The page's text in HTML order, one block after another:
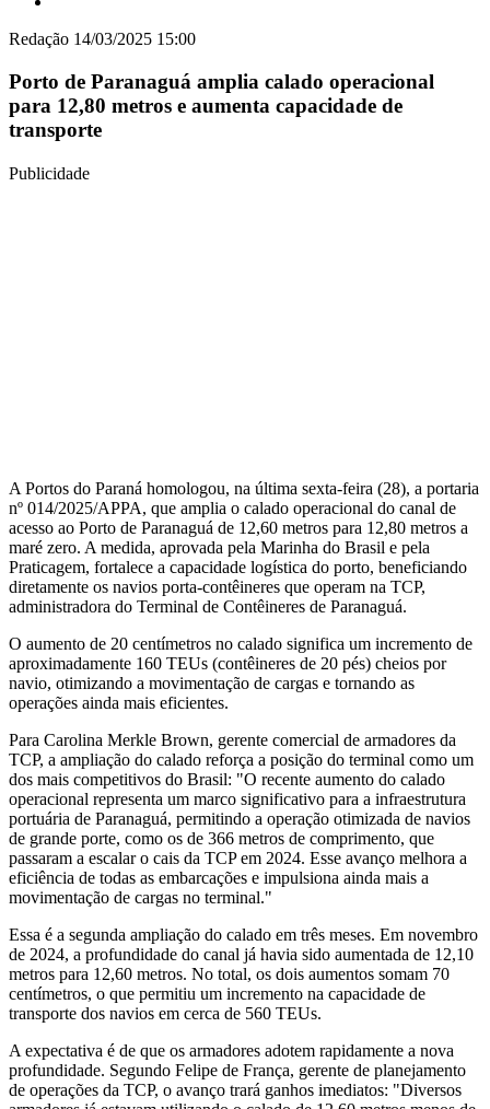
Redação 14/03/2025 15:00
Porto de Paranaguá amplia calado operacional
para 12,80 metros e aumenta capacidade de
transporte
Publicidade
A Portos do Paraná homologou, na última sexta-feira (28), a portaria
nº 014/2025/APPA, que amplia o calado operacional do canal de
acesso ao Porto de Paranaguá de 12,60 metros para 12,80 metros a
maré zero. A medida, aprovada pela Marinha do Brasil e pela
Praticagem, fortalece a capacidade logística do porto, beneficiando
diretamente os navios porta-contêineres que operam na TCP,
administradora do Terminal de Contêineres de Paranaguá.
O aumento de 20 centímetros no calado significa um incremento de
aproximadamente 160 TEUs (contêineres de 20 pés) cheios por
navio, otimizando a movimentação de cargas e tornando as
operações ainda mais eficientes.
Para Carolina Merkle Brown, gerente comercial de armadores da
TCP, a ampliação do calado reforça a posição do terminal como um
dos mais competitivos do Brasil: "O recente aumento do calado
operacional representa um marco significativo para a infraestrutura
portuária de Paranaguá, permitindo a operação otimizada de navios
de grande porte, como os de 366 metros de comprimento, que
passaram a escalar o cais da TCP em 2024. Esse avanço melhora a
eficiência de todas as embarcações e impulsiona ainda mais a
movimentação de cargas no terminal."
Essa é a segunda ampliação do calado em três meses. Em novembro
de 2024, a profundidade do canal já havia sido aumentada de 12,10
metros para 12,60 metros. No total, os dois aumentos somam 70
centímetros, o que permitiu um incremento na capacidade de
transporte dos navios em cerca de 560 TEUs.
A expectativa é de que os armadores adotem rapidamente a nova
profundidade. Segundo Felipe de França, gerente de planejamento
de operações da TCP, o avanço trará ganhos imediatos: "Diversos